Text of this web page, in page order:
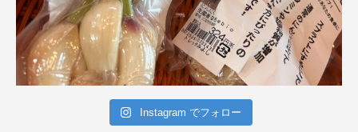
Instagram でフォロー